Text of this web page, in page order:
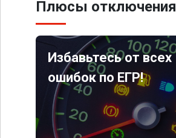
Плюсы отключения
Избавьтесь от всех
ошибок по ЕГР!